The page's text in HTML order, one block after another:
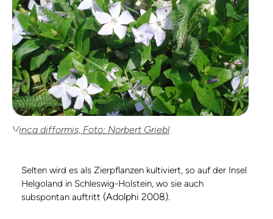
Vinca difformis, Foto: Norbert Griebl
Selten wird es als Zierpflanzen kultiviert, so auf der Insel
Helgoland in Schleswig-Holstein, wo sie auch
subspontan auftritt (Adolphi 2008).